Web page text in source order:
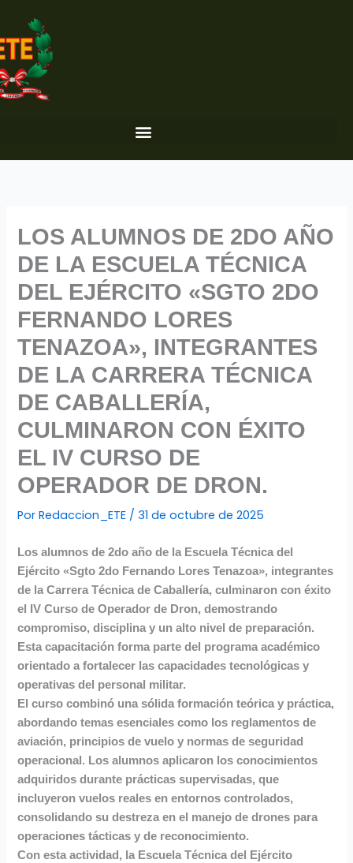
contenido
LOS ALUMNOS DE 2DO AÑO
DE LA ESCUELA TÉCNICA
DEL EJÉRCITO «SGTO 2DO
FERNANDO LORES
TENAZOA», INTEGRANTES
DE LA CARRERA TÉCNICA
DE CABALLERÍA,
CULMINARON CON ÉXITO
EL IV CURSO DE
OPERADOR DE DRON.
PorRedaccion_ETE / 31 de octubre de 2025
Los alumnos de 2do año de la Escuela Técnica del
Ejército «Sgto 2do Fernando Lores Tenazoa», integrantes
de la Carrera Técnica de Caballería, culminaron con éxito
el IV Curso de Operador de Dron, demostrando
compromiso, disciplina y un alto nivel de preparación.
Esta capacitación forma parte del programa académico
orientado a fortalecer las capacidades tecnológicas y
operativas del personal militar.
El curso combinó una sólida formación teórica y práctica,
abordando temas esenciales como los reglamentos de
aviación, principios de vuelo y normas de seguridad
operacional. Los alumnos aplicaron los conocimientos
adquiridos durante prácticas supervisadas, que
incluyeron vuelos reales en entornos controlados,
consolidando su destreza en el manejo de drones para
operaciones tácticas y de reconocimiento.
Con esta actividad, la Escuela Técnica del Ejército